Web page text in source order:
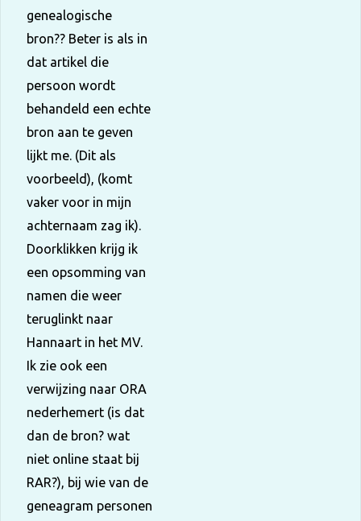
genealogische
bron?? Beter is als in
dat artikel die
persoon wordt
behandeld een echte
bron aan te geven
lijkt me. (Dit als
voorbeeld), (komt
vaker voor in mijn
achternaam zag ik).
Doorklikken krijg ik
een opsomming van
namen die weer
teruglinkt naar
Hannaart in het MV.
Ik zie ook een
verwijzing naar ORA
nederhemert (is dat
dan de bron? wat
niet online staat bij
RAR?), bij wie van de
geneagram personen